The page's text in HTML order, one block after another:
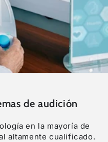
de audición
en la mayoría de
altamente cualificado.